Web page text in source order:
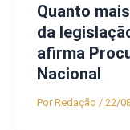
Quanto
da
afirma
Nacional
PorRedação / 22/